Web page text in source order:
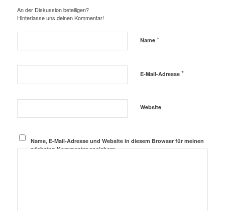
An der Diskussion beteiligen?
Hinterlasse uns deinen Kommentar!
Name *
E-Mail-Adresse *
Website
Name, E-Mail-Adresse und Website in diesem Browser für meinen
nächsten Kommentar speichern.